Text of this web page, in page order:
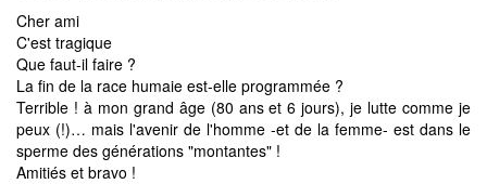
Cher ami
C'est tragique
Que faut-il faire ?
La fin de la race humaie est-elle programmée ?
Terrible ! à mon grand âge (80 ans et 6 jours), je lutte comme je
peux (!)… mais l'avenir de l'homme -et de la femme- est dans le
sperme des générations "montantes" !
Amitiés et bravo !